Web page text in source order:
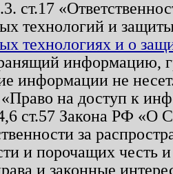
ст.17
технологий и
технологиях и о
информацию,
информации не
«Право на доступ к
ст.57 Закона РФ «О
за
и порочащих честь
и законные